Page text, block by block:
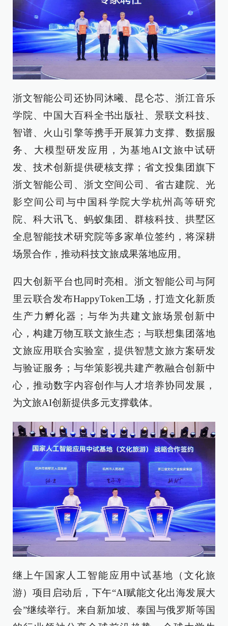
浙文智能公司还协同沐曦、昆仑芯、浙江音乐
学院、中国大百科全书出版社、景联文科技、
智谱、火山引擎等携手开展算力支撑、数据服
务、大模型研发应用，为基地AI文旅中试研
发、技术创新提供硬核支撑；省文投集团旗下
浙文智能公司、浙文空间公司、省古建院、光
影空间公司与中国科学院大学杭州高等研究
院、科大讯飞、蚂蚁集团、群核科技、拱墅区
全息智能技术研究院等多家单位签约，将深耕
场景合作，推动科技文旅成果落地应用。
四大创新平台也同时亮相。浙文智能公司与阿
里云联合发布HappyToken工场，打造文化新质
生产力孵化器；与华为共建文旅场景创新中
心，构建万物互联文旅生态；与联想集团落地
文旅应用联合实验室，提供智慧文旅方案研发
与验证服务；与华策影视共建产教融合创新中
心，推动数字内容创作与人才培养协同发展，
为文旅AI创新提供多元支撑载体。
继上午国家人工智能应用中试基地（文化旅
游）项目启动后，下午“AI赋能文化出海发展大
会”继续举行。来自新加坡、泰国与俄罗斯等国